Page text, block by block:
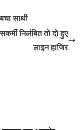
साथी
निलंबित तो दो हुए
लाइन हाजिर